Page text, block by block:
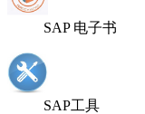
SAP 电子书
SAP工具